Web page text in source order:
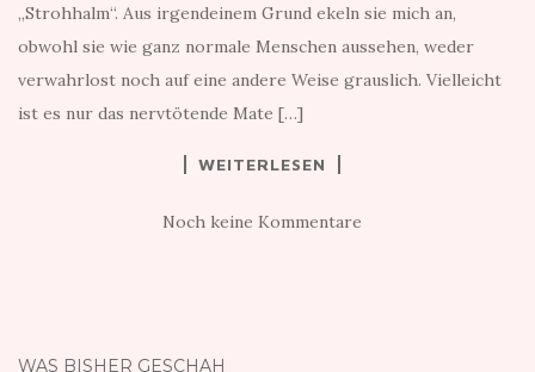
„Strohhalm“. Aus irgendeinem Grund ekeln sie mich an,
obwohl sie wie ganz normale Menschen aussehen, weder
verwahrlost noch auf eine andere Weise grauslich. Vielleicht
ist es nur das nervtötende Mate […]
WEITERLESEN
Noch keine Kommentare
WAS BISHER GESCHAH